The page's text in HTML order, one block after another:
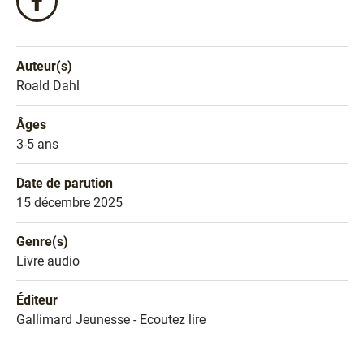
Partagez
ce
Facebook
!
Auteur(s)
Nom de l'auteur
Roald Dahl
Âges
Âges
3-5 ans
Date de parution
Date de parution
15 décembre 2025
Genre(s)
Genre littéraire
Livre audio
Éditeur
Éditeur
Gallimard Jeunesse - Ecoutez lire